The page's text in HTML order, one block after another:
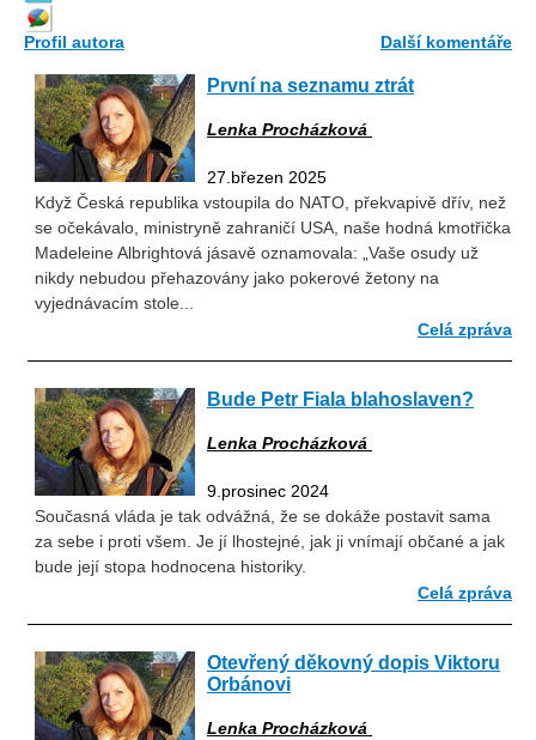
Profil autora Další komentáře
První na seznamu ztrát
Lenka Procházková
27.březen 2025
Když Česká republika vstoupila do NATO, překvapivě dřív, než
se očekávalo, ministryně zahraničí USA, naše hodná kmotřička
Madeleine Albrightová jásavě oznamovala: „Vaše osudy už
nikdy nebudou přehazovány jako pokerové žetony na
vyjednávacím stole...
Celá zpráva
Bude Petr Fiala blahoslaven?
Lenka Procházková
9.prosinec 2024
Současná vláda je tak odvážná, že se dokáže postavit sama
za sebe i proti všem. Je jí lhostejné, jak ji vnímají občané a jak
bude její stopa hodnocena historiky.
Celá zpráva
Otevřený děkovný dopis Viktoru
Orbánovi
Lenka Procházková